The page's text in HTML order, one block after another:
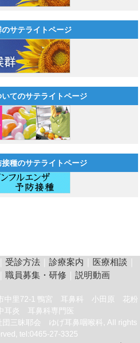
サテライトページ
てのサテライトページ
種のサテライトページ
受診方法 診療案内 医療相談
職員募集・研修 説明動画
中里72-1 鴨宮 耳鼻科 小田原 花粉
耳炎 耳鼻科専門医
団三昧耶会 ゆげ耳鼻咽喉科, All rights
tel:0465-27-3325